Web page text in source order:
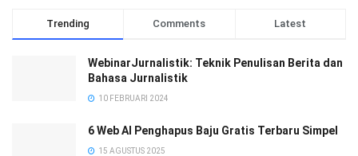
Trending Comments Latest
WebinarJurnalistik: Teknik Penulisan Berita dan
Bahasa Jurnalistik
10 FEBRUARI 2024
6 Web AI Penghapus Baju Gratis Terbaru Simpel
15 AGUSTUS 2025